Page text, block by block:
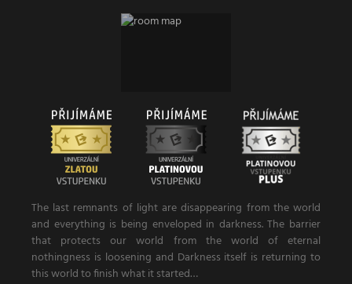
The last remnants of light are disappearing from the world
and everything is being enveloped in darkness. The barrier
that protects our world from the world of eternal
nothingness is loosening and Darkness itself is returning to
this world to finish what it started…